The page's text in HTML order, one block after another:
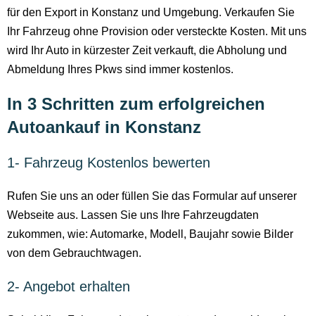
für den Export in Konstanz und Umgebung. Verkaufen Sie
Ihr Fahrzeug ohne Provision oder versteckte Kosten. Mit uns
wird Ihr Auto in kürzester Zeit verkauft, die Abholung und
Abmeldung Ihres Pkws sind immer kostenlos.
In 3 Schritten zum erfolgreichen
Autoankauf in Konstanz
1- Fahrzeug Kostenlos bewerten
Rufen Sie uns an oder füllen Sie das Formular auf unserer
Webseite aus. Lassen Sie uns Ihre Fahrzeugdaten
zukommen, wie: Automarke, Modell, Baujahr sowie Bilder
von dem Gebrauchtwagen.
2- Angebot erhalten